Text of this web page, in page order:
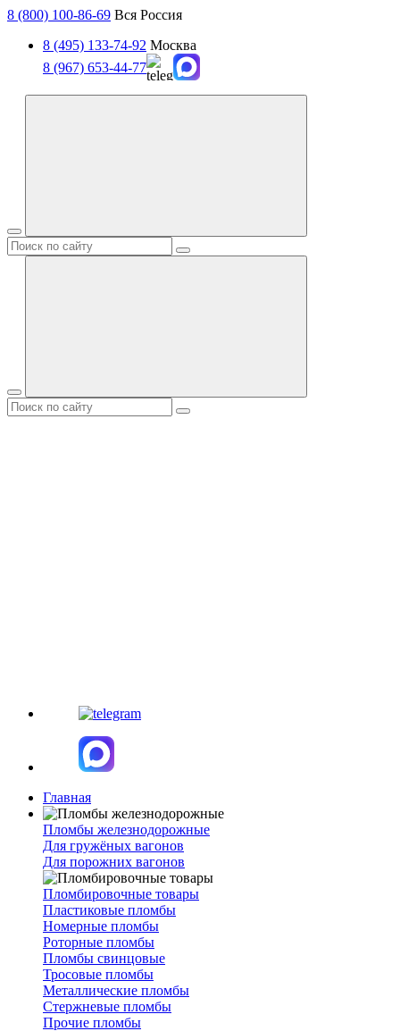
8 (800) 100-86-69 Вся Россия
8 (495) 133-74-92 Москва
8 (967) 653-44-77
Главная
Пломбы железнодорожные
Для гружёных вагонов
Для порожних вагонов
Пломбировочные товары
Пластиковые пломбы
Номерные пломбы
Роторные пломбы
Пломбы свинцовые
Тросовые пломбы
Металлические пломбы
Стержневые пломбы
Прочие пломбы